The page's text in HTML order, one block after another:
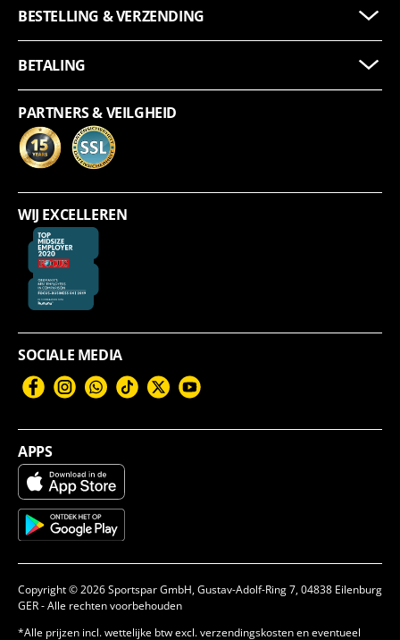
BESTELLING & VERZENDING
BETALING
PARTNERS & VEILGHEID
WIJ EXCELLEREN
SOCIALE MEDIA
FacebookInstagram
WhatsApp
TikTokTwitterYouTube
APPS
Copyright © 2026 Sportspar GmbH, Gustav-Adolf-Ring 7, 04838 Eilenburg
GER - Alle rechten voorbehouden
*Alle prijzen incl. wettelijke btw excl. verzendingskosten en eventueel